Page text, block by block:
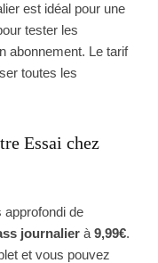
est idéal pour une
tester les
abonnement. Le tarif
toutes les
Essai chez
approfondi de
journalier à 9,99€.
et vous pouvez